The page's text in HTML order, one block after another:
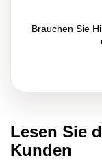
Brauchen Sie
Lesen Sie
Kunden